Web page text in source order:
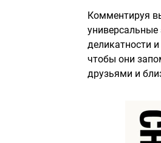
Комментируя
деликатности
чтобы они
друзьями и